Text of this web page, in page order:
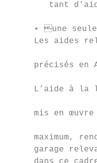
tant
• une
Les aides
précisés en
L’aide à la
mis en
maximum,
garage